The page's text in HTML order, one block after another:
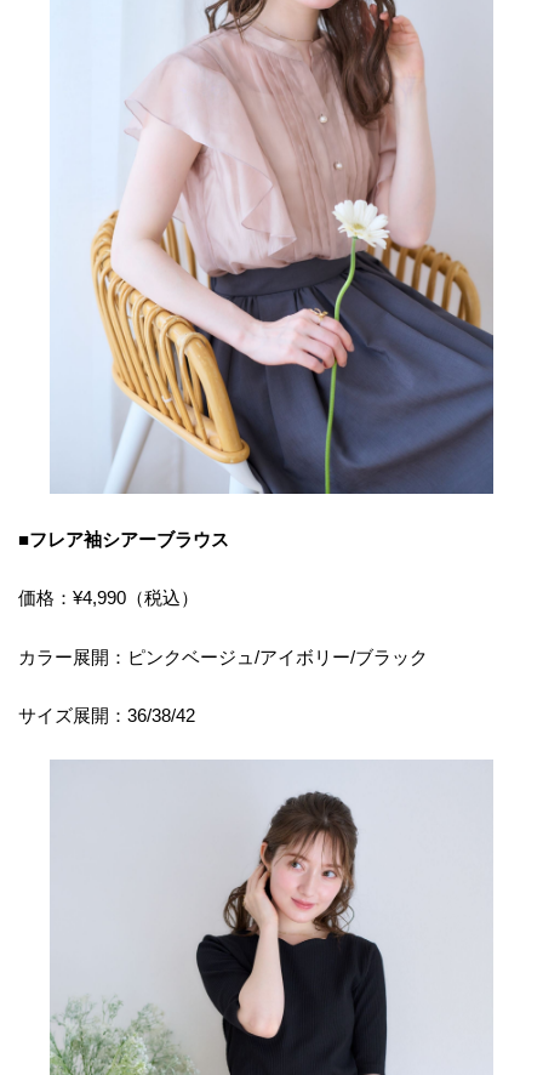
■フレア袖シアーブラウス
価格：¥4,990（税込）
カラー展開：ピンクベージュ/アイボリー/ブラック
サイズ展開：36/38/42